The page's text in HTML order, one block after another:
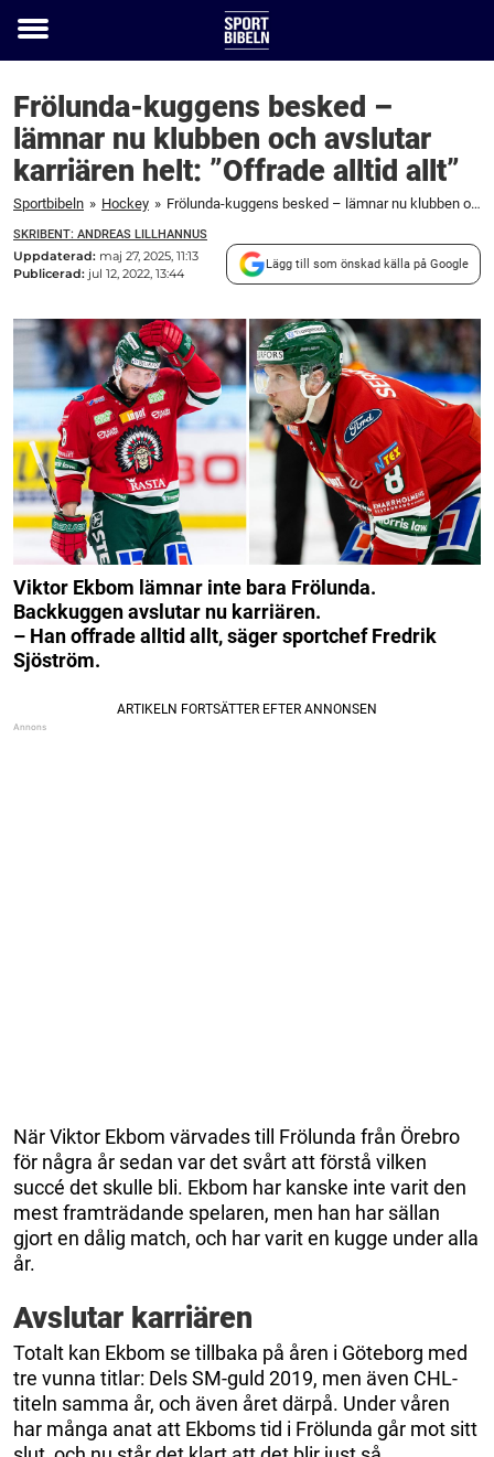
Toggle
Frölunda-kuggens besked –
lämnar nu klubben och avslutar
karriären helt: ”Offrade alltid allt”
Sportbibeln » Hockey » Frölunda-kuggens besked – lämnar nu klubben och avslutar karriären helt: ”Offrade alltid allt”
SKRIBENT: ANDREAS LILLHANNUS
Uppdaterad: maj 27, 2025, 11:13
Publicerad: jul 12, 2022, 13:44
Lägg till som önskad källa på Google
Viktor Ekbom lämnar inte bara Frölunda.
Backkuggen avslutar nu karriären.
– Han offrade alltid allt, säger sportchef Fredrik
Sjöström.
När Viktor Ekbom värvades till Frölunda från Örebro
för några år sedan var det svårt att förstå vilken
succé det skulle bli. Ekbom har kanske inte varit den
mest framträdande spelaren, men han har sällan
gjort en dålig match, och har varit en kugge under alla
år.
Avslutar karriären
Totalt kan Ekbom se tillbaka på åren i Göteborg med
tre vunna titlar: Dels SM-guld 2019, men även CHL-
titeln samma år, och även året därpå. Under våren
har många anat att Ekboms tid i Frölunda går mot sitt